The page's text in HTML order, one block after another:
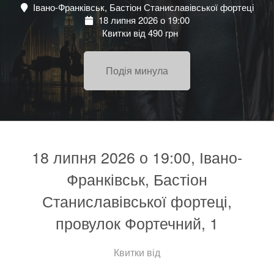
Івано-Франківськ, Бастіон Станиславівської фортеці
18 липня 2026 о 19:00
Квитки від 490 грн
Подія минула
18 липня 2026 о 19:00, Івано-
Франківськ, Бастіон
Станиславівської фортеці,
провулок Фортечний, 1
Квитки від